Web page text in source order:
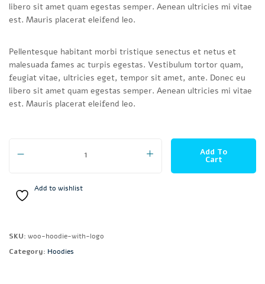
libero sit amet quam egestas semper. Aenean ultricies mi vitae
est. Mauris placerat eleifend leo.
Pellentesque habitant morbi tristique senectus et netus et
malesuada fames ac turpis egestas. Vestibulum tortor quam,
feugiat vitae, ultricies eget, tempor sit amet, ante. Donec eu
libero sit amet quam egestas semper. Aenean ultricies mi vitae
est. Mauris placerat eleifend leo.
Add To
Cart
Add to wishlist
SKU: woo-hoodie-with-logo
Category: Hoodies